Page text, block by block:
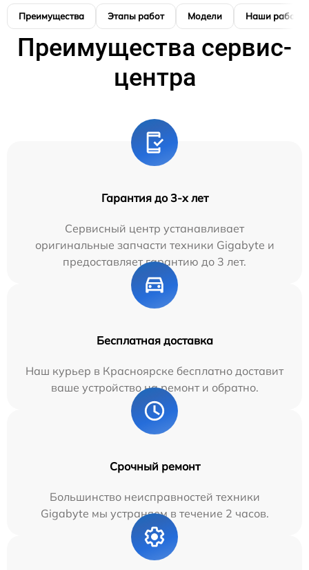
Преимущества Этапы работ Модели Наши работы
Преимущества сервис-
центра
Гарантия до 3-х лет
Сервисный центр устанавливает
оригинальные запчасти техники Gigabyte и
предоставляет гарантию до 3 лет.
Бесплатная доставка
Наш курьер в Красноярске бесплатно доставит
ваше устройство на ремонт и обратно.
Срочный ремонт
Большинство неисправностей техники
Gigabyte мы устраняем в течение 2 часов.